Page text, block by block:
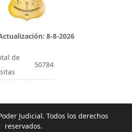
8-8-2026
de
50784
Judicial. Todos los derechos
reservados.